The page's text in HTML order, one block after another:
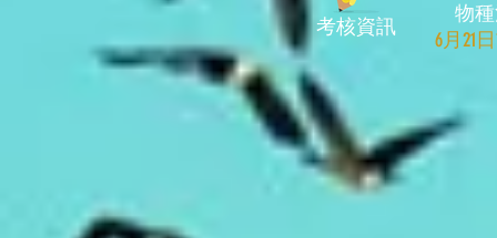
考核資訊
物
​6月21